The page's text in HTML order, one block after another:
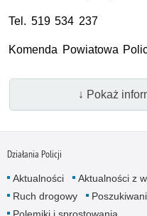
Tel. 519 534 237
Komenda Powiatowa
↓ Pokaż
Działania Policji
Aktualności Aktualności z
Ruch drogowy
Poszukiwani
Polemiki i sprostowania